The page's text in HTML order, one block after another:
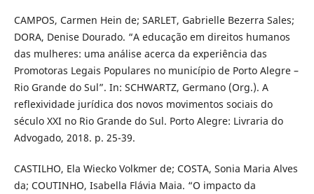
CAMPOS, Carmen Hein de; SARLET, Gabrielle Bezerra Sales;
DORA, Denise Dourado. “A educação em direitos humanos
das mulheres: uma análise acerca da experiência das
Promotoras Legais Populares no município de Porto Alegre –
Rio Grande do Sul”. In: SCHWARTZ, Germano (Org.). A
reflexividade jurídica dos novos movimentos sociais do
século XXI no Rio Grande do Sul. Porto Alegre: Livraria do
Advogado, 2018. p. 25-39.
CASTILHO, Ela Wiecko Volkmer de; COSTA, Sonia Maria Alves
da; COUTINHO, Isabella Flávia Maia. “O impacto da